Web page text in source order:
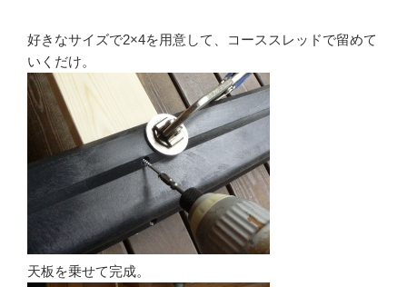
好きなサイズで2×4を用意して、コーススレッドで留めて
いくだけ。
天板を乗せて完成。